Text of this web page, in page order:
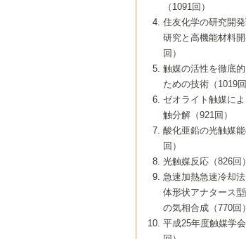
8号 若手研究者による触媒
2：大学・研究所編
8号 イオン液体の応用
8号 多機能型リアクター
8号 超臨界流体を用いた化
6号 第94回触媒討論会
7号 サブナノレベルでみた
8号 オレフィン重合触媒の新
5号 基礎化学品製造の触媒技
6号 第92回触媒討論会
7号 基礎化学品製造の触媒技術
8号 資源の循環と触媒技術
4号 ナノ材料の調製と機能化
5号 こんな触媒が欲しい
6号 第90回触媒討論会
7号 触媒研究と学術雑誌/情報
8号 若い世代からみた触媒化
3号 生体触媒とバイオプロセス
4号 水素製造・利用の触媒化
5号 触媒研究における新しい
ビナトリアルケミストリー
6号 第88回触媒討論会特集号
7号 企業における触媒研究
8号 この材料を触媒として
2号 第85回触媒討論会
3号 反応ダイナミクス
5号 触媒のおもしろさをど
6号 第86回触媒討論会
7号 水素化精製触媒の新しい
8号 新しい反応性と機能性を
クラスタ-化学
1号 孔、穴、あな?-特異な空
2号 第83回触媒討論会
3号 均一系触媒反応最前線
4号 実用炭素材料の新展開
5号 研究の方法論を考える
7号 機能性金属材料と触媒
8号 触媒研究へのNMRの応用
▼40巻（1998年）
進展と21世紀への提言/創立
媒学会この10年の歩みとこれ
2号 第81回触媒討論会
3号 計算機触媒化学へのさそい
4号 触媒劣化の制御と予測
5号 最新の実用プロセスと触媒
6号 第82回触媒討論会
7号 ナノ構造体の化学
8号 あの反応は今
1号 均一系と不均一系触媒反
接点
2号 第79回触媒討論会
3号 最新NO除去触媒の実用化
4号 新しい反応場を目指した
5号 反応・分離技術の新しい
6号 第80回触媒討論会
8号 AFMでみる世界
▼38巻（1996年）
1号 触媒の構造と触媒作用/
する21世紀への触媒
3号 オリンピックメダル:金
な触媒作用を示すか
4号 触媒作用における機能の
5号 未来を拓け！若手研究者
6号 第78回触媒討論会
7号 ダイナミックな領域への
開/C1化学を中心とする21世
▼37巻（1995年）
1号 ファインケミカルズと固
2号 第75回触媒討論会
3号 希土類を利用した触媒
4号 触媒とリサイクル
5号 エネルギー変換触媒
6号 第76回触媒討論会
7号 表面吸着相の新しい展開
8号 マイクロポーラス・クリ
▼36巻（1994年）
1号 電気化学と触媒
2号 第73回触媒討論会
3号 C4化学の展開
4号 《通常号》
5号 《通常号》
6号 第74回触媒討論会
▼35巻（1993年）
1号 工業触媒開発マニュア
業化まで
2号 第71回触媒討論会
3号 研究開発のうらおもて―
4号 触媒劣化と寿命の予測
5号 環境に優しい触媒
▼34巻（1992年）
1号 インパクトを与えたこの
2号 第69回触媒討論会
3号 ケミカルズ合成触媒―新
▼33巻（1991年）
1号 触媒プロセス開発マニ
ら工業化まで，知っておき
2号 第67回触媒討論会
▼32巻（1990年）
1号 21世紀に向けて触媒研究
す―触媒化学の裾野を広げよ
2号 第65回触媒討論会
▼31巻（1989年）
1号 情報科学と反応設計・材
▼30巻（1988年）
（1091回）
住友化学の研究開
研究と高機能材料
回）
触媒の活性を徹底
ための技術（1019回
ゼオライト触媒に
触分解（921回）
酸化亜鉛の光触媒
回）
光触媒反応（826回）
急速加熱急速冷却
体形状アナタース
の気相合成（770回）
平成25年度触媒学